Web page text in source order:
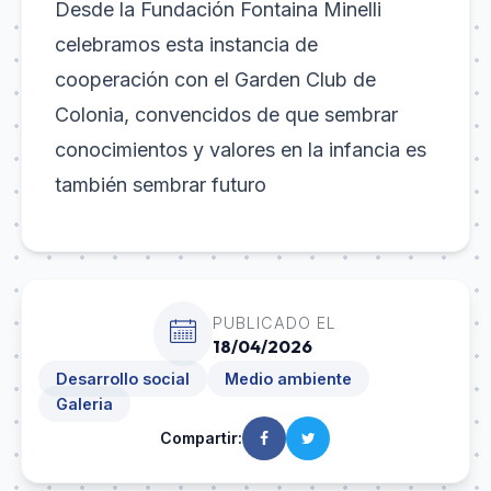
Desde la Fundación Fontaina Minelli
celebramos esta instancia de
cooperación con el Garden Club de
Colonia, convencidos de que sembrar
conocimientos y valores en la infancia es
también sembrar futuro
PUBLICADO EL
18/04/2026
Desarrollo social
Medio ambiente
Galeria
Compartir: